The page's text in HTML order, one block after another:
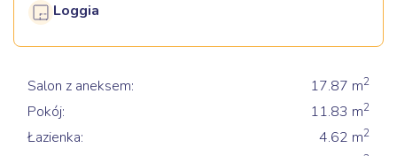
Loggia
Salon z aneksem: 17.87 m2
Pokój: 11.83 m2
Łazienka: 4.62 m2